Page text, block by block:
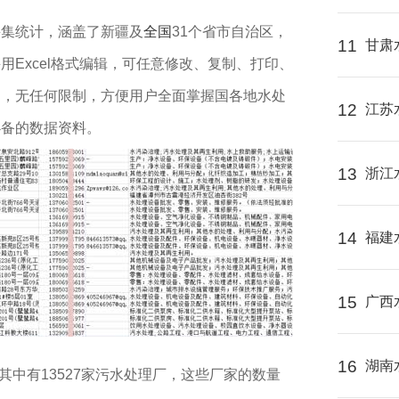
统计，涵盖了新疆及全国31个省市自治区，
Excel格式编辑，可任意修改、复制、打印、
无任何限制，方便用户全面掌握国各地水处
的数据资料。
中有13527家污水处理厂，这些厂家的数量
11 甘肃
12 江苏
13 浙江
14 福建
15 广西
16 湖南